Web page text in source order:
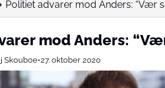
Politiet advarer mod Anders: “Vær
mod Anders:
Skouboe•27. oktober 2020